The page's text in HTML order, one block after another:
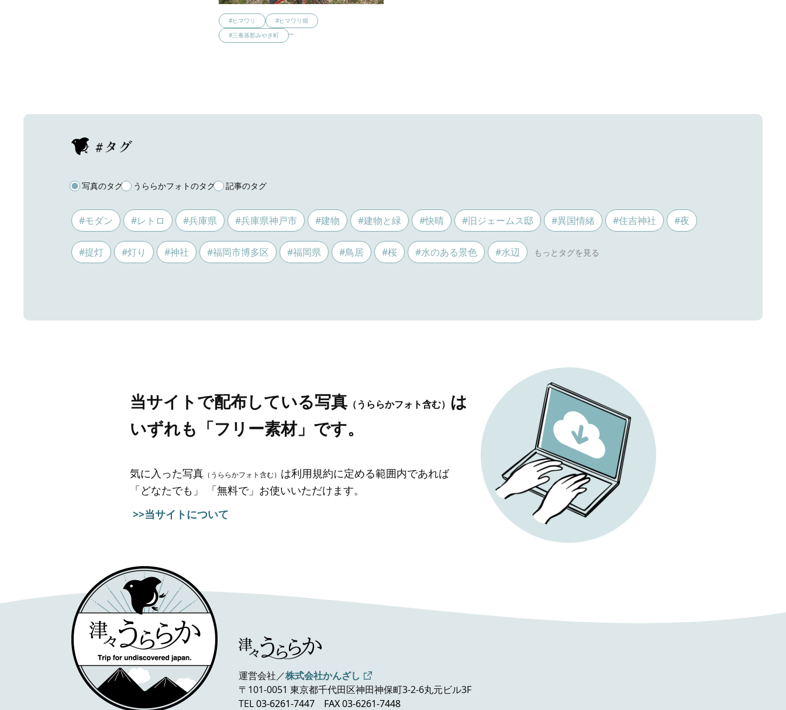
#ヒマワリ
#ヒマワリ畑
#三養基郡みやき町
#タグ
写真のタグ うららかフォトのタグ 記事のタグ
#モダン #レトロ #兵庫県 #兵庫県神戸市 #建物 #建物と緑 #快晴 #旧ジェームス邸 #異国情緒 #住吉神社 #夜
#提灯 #灯り #神社 #福岡市博多区 #福岡県 #鳥居 #桜 #水のある景色 #水辺
当サイトで配布している写真 （うららかフォト含む） は
いずれも「フリー素材」です。
気に入った写真 （うららかフォト含む） は利用規約に定める範囲内であれば
「どなたでも」 「無料で」お使いいただけます。
>>当サイトについて
運営会社／株式会社かんざし
〒101-0051 東京都千代田区神田神保町3-2-6丸元ビル3F
TEL03-6261-7447 FAX 03-6261-7448